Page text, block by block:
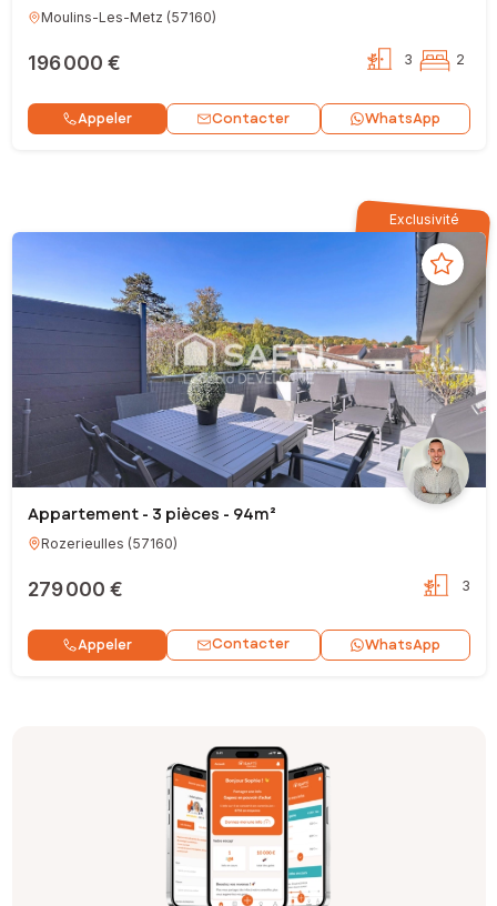
Moulins-Les-Metz (57160)
196 000 € 3 2
Appeler Contacter WhatsApp
Exclusivité
Appartement - 3 pièces - 94m²
Rozerieulles (57160)
279 000 € 3
Appeler Contacter WhatsApp